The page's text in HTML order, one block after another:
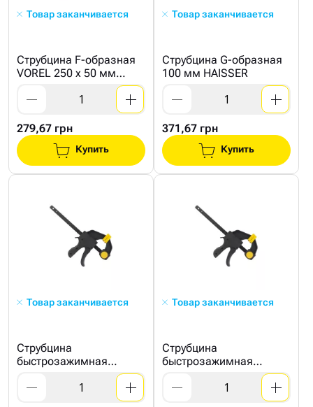
Товар заканчивается
Струбцина F-образная
VOREL 250 x 50 мм
279,67 грн
Купить
Товар заканчивается
Струбцина G-образная
100 мм HAISSER
371,67 грн
Купить
Товар заканчивается
Струбцина
быстрозажимная
Товар заканчивается
Струбцина
быстрозажимная